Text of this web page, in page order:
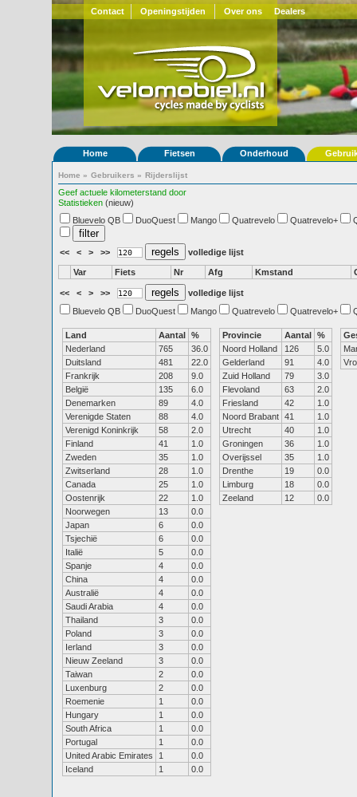
Contact Openingstijden Over ons Dealers
Home Fietsen Onderhoud
Home » Gebruikers » Rijderslijst
Geef actuele kilometerstand door
Statistieken (nieuw)
Bluevelo QB
DuoQuest Mango Quatrevelo Quatrevelo+
<< < > >> volledige lijst
Var Fiets Nr Afg Kmstand
<< < > >>
volledige lijst
Bluevelo QB
DuoQuest Mango Quatrevelo Quatrevelo+
Land Aantal %
Nederland
765
36.0
Duitsland
481
22.0
Frankrijk
208
9.0
België
135
6.0
Denemarken
89
4.0
Verenigde Staten
88
4.0
Verenigd Koninkrijk
58
2.0
Finland
41
1.0
Zweden
35
1.0
Zwitserland
28
1.0
Canada
25
1.0
Oostenrijk
22
1.0
Noorwegen
13
0.0
Japan
6
0.0
Tsjechië
6
0.0
Italië
5
0.0
Spanje
4
0.0
China
4
0.0
Australië
4
0.0
Saudi Arabia
4
0.0
Thailand
3
0.0
Poland
3
0.0
Ierland
3
0.0
Nieuw Zeeland
3
0.0
Taiwan
2
0.0
Luxenburg
2
0.0
Roemenie
1
0.0
Hungary
1
0.0
South Africa
1
0.0
Portugal
1
0.0
United Arabic Emirates
1
0.0
Iceland
1 0.0
Provincie Aantal %
Noord Holland
126
5.0
Gelderland
91
4.0
Zuid Holland
79
3.0
Flevoland
63
2.0
Friesland
42
1.0
Noord Brabant 41
1.0
Utrecht
40
1.0
Groningen
36
1.0
Overijssel
35
1.0
Drenthe
19
0.0
Limburg
18
0.0
Zeeland
12 0.0